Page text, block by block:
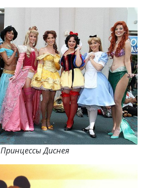
Принцессы Диснея